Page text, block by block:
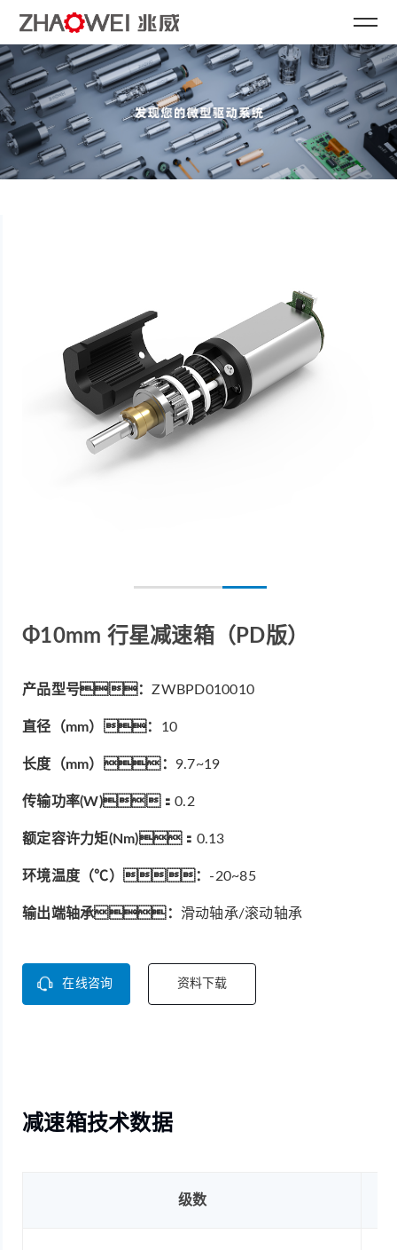
Φ10mm 行星减速箱（PD版）
产品型号：ZWBPD010010
直径（mm）： 10
长度（mm）： 9.7~19
传输功率(W)：0.2
额定容许力矩(Nm)： 0.13
环境温度（℃）： -20~85
输出端轴承： 滑动轴承/滚动轴承
在线咨询 资料下载
减速箱技术数据
级数